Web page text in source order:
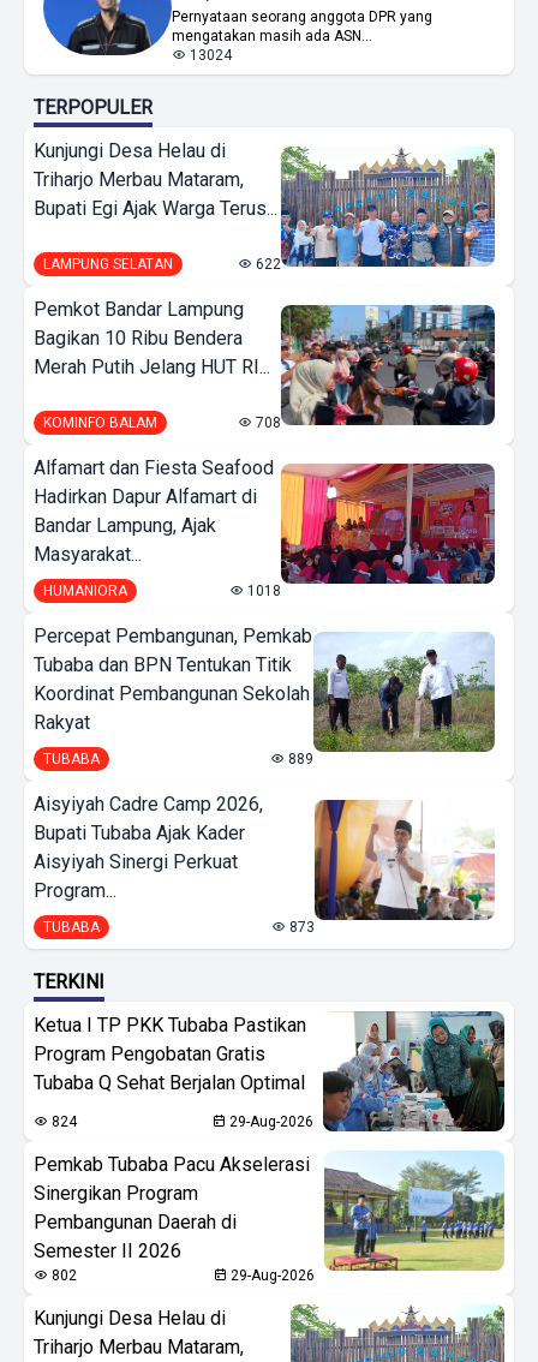
Pernyataan seorang anggota DPR yang
mengatakan masih ada ASN...
13024
TERPOPULER
Kunjungi Desa Helau di
Triharjo Merbau Mataram,
Bupati Egi Ajak Warga Terus...
LAMPUNG SELATAN 622
Pemkot Bandar Lampung
Bagikan 10 Ribu Bendera
Merah Putih Jelang HUT RI...
KOMINFO BALAM 708
Alfamart dan Fiesta Seafood
Hadirkan Dapur Alfamart di
Bandar Lampung, Ajak
Masyarakat...
HUMANIORA 1018
Percepat Pembangunan, Pemkab
Tubaba dan BPN Tentukan Titik
Koordinat Pembangunan Sekolah
Rakyat
TUBABA 889
Aisyiyah Cadre Camp 2026,
Bupati Tubaba Ajak Kader
Aisyiyah Sinergi Perkuat
Program...
TUBABA 873
TERKINI
Ketua I TP PKK Tubaba Pastikan
Program Pengobatan Gratis
Tubaba Q Sehat Berjalan Optimal
824 29-Aug-2026
Pemkab Tubaba Pacu Akselerasi
Sinergikan Program
Pembangunan Daerah di
Semester II 2026
802 29-Aug-2026
Kunjungi Desa Helau di
Triharjo Merbau Mataram,